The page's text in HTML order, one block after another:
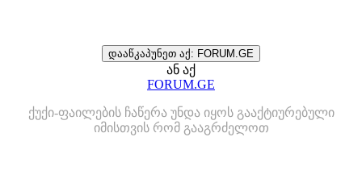
დააწკაპუნეთ აქ: FORUM.GE
ან აქ
FORUM.GE
ქუქი-ფაილების ჩაწერა უნდა იყოს გააქტიურებული
იმისთვის რომ გააგრძელოთ